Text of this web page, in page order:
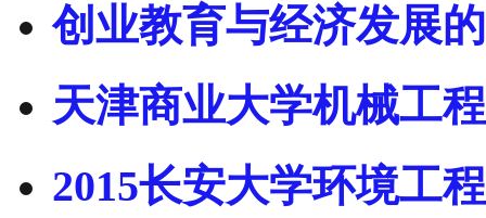
创业教育与经济发展
天津商业大学机械工
2015长安大学环境工程